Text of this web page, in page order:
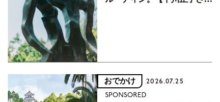
おでかけ 2026.07.25
SPONSORED